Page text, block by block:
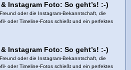
Instagram Foto: So geht’s! :-)
oder die Instagram-Bekanntschaft, die
oder Timeline-Fotos schießt und ein perfektes
Instagram Foto: So geht’s! :-)
oder die Instagram-Bekanntschaft, die
oder Timeline-Fotos schießt und ein perfektes